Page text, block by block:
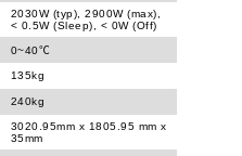
2030W (typ), 2900W (max),
< 0.5W (Sleep), < 0W (Off)
0~40℃
135kg
240kg
3020.95mm x 1805.95 mm x
35mm